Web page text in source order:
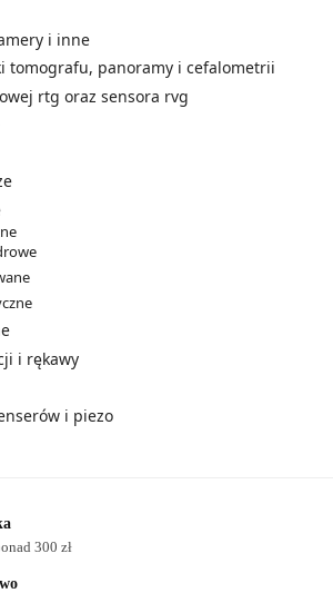
i inne
tomografu, panoramy i cefalometrii
rtg oraz sensora rvg
i rękawy
i piezo
300 zł